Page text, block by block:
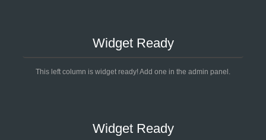
Widget Ready
This left column is widget ready! Add one in the admin panel.
Widget Ready